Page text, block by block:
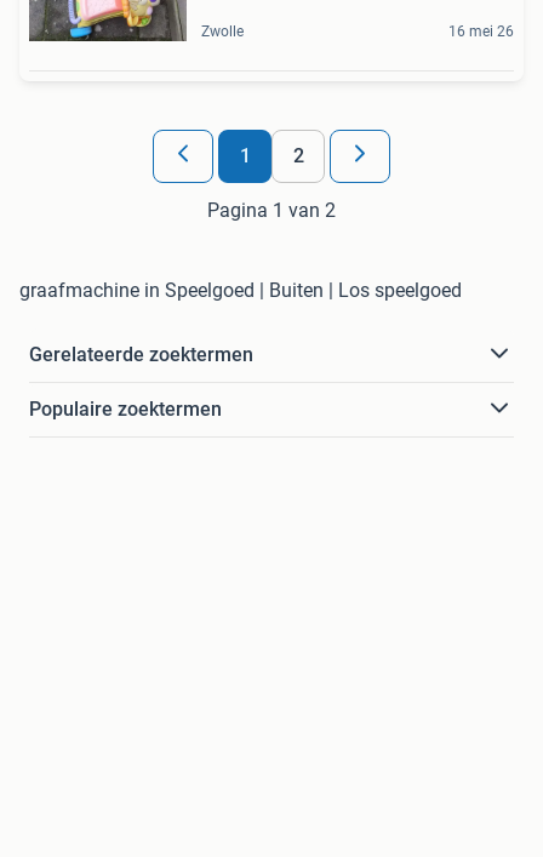
Zwolle 16 mei 26
1 2
Pagina 1 van 2
graafmachine in Speelgoed | Buiten | Los speelgoed
Gerelateerde zoektermen
Populaire zoektermen